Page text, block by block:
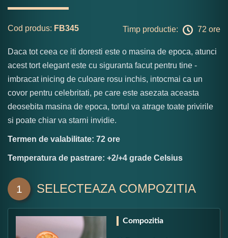
Cod produs: FB345 Timp productie: 72 ore
Daca tot ceea ce iti doresti este o masina de epoca, atunci
acest tort elegant este cu siguranta facut pentru tine -
imbracat inicing de culoare rosu inchis, intocmai ca un
covor pentru celebritati, pe care este asezata aceasta
deosebita masina de epoca, tortul va atrage toate privirile
si poate chiar va starni invidie.
Termen de valabilitate: 72 ore
Temperatura de pastrare: +2/+4 grade Celsius
1 SELECTEAZA COMPOZITIA
Compozitia